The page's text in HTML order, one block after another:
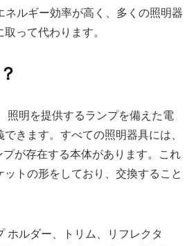
ネルギー効率が高く、多くの照明器
って代わります。
照明を提供するランプを備えた電
きます。すべての照明器具には、
が存在する本体があります。これ
ットの形をしており、交換すること
ホルダー、トリム、リフレクタ